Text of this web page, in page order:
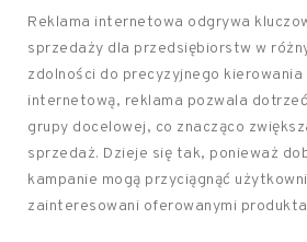
Reklama internetowa odgrywa
sprzedaży dla przedsiębiorstw w
zdolności do precyzyjnego kierowania
internetową, reklama pozwala
grupy docelowej, co znacząco
sprzedaż. Dzieje się tak, ponieważ
kampanie mogą przyciągnąć
zainteresowani oferowanymi